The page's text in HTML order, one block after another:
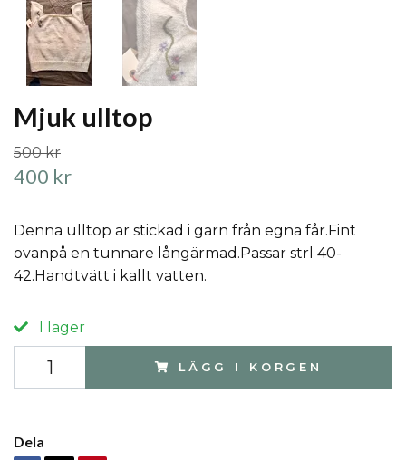
Mjuk ulltop
500 kr
400 kr
Denna ulltop är stickad i garn från egna får.Fint
ovanpå en tunnare långärmad.Passar strl 40-
42.Handtvätt i kallt vatten.
I lager
LÄGG I KORGEN
Dela